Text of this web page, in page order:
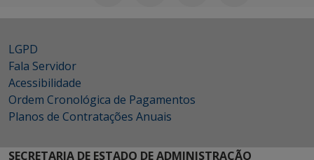
LGPD
Fala Servidor
Acessibilidade
Ordem Cronológica de Pagamentos
Planos de Contratações Anuais
SECRETARIA DE ESTADO DE ADMINISTRAÇÃO